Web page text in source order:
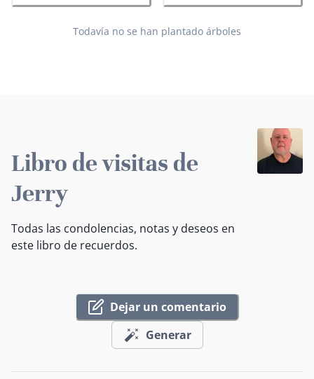
Todavía no se han plantado árboles
Libro de visitas de
Jerry
Todas las condolencias, notas y deseos en
este libro de recuerdos.
Dejar un comentario
Generar